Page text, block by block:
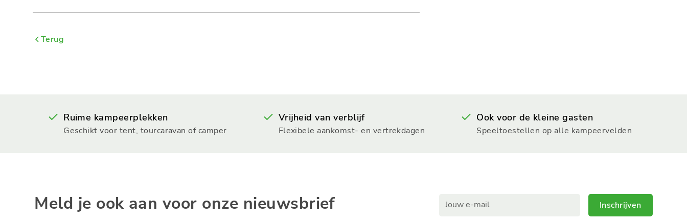
Terug
Ruime kampeerplekken
Geschikt voor tent, tourcaravan of camper
Vrijheid van verblijf
Flexibele aankomst- en vertrekdagen
Ook voor de kleine gasten
Speeltoestellen op alle kampeervelden
Meld je ook aan voor onze nieuwsbrief Inschrijven